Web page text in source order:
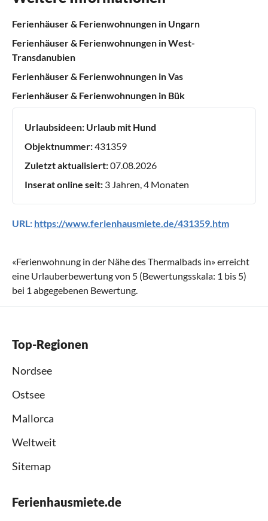
Ferienhäuser & Ferienwohnungen in Ungarn
Ferienhäuser & Ferienwohnungen in West-
Transdanubien
Ferienhäuser & Ferienwohnungen in Vas
Ferienhäuser & Ferienwohnungen in Bük
Urlaubsideen: Urlaub mit Hund
Objektnummer:431359
Zuletzt aktualisiert:07.08.2026
Inserat online seit: 3 Jahren, 4 Monaten
URL: https://www.ferienhausmiete.de/431359.htm
«Ferienwohnung in der Nähe des Thermalbads in» erreicht
eine Urlauberbewertung von 5 (Bewertungsskala: 1 bis 5)
bei 1 abgegebenen Bewertung.
Top-Regionen
Nordsee
Ostsee
Mallorca
Weltweit
Sitemap
Ferienhausmiete.de